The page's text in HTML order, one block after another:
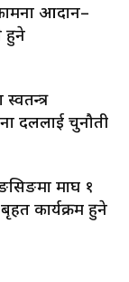
आदान–
हुने
दललाई चुनौती
माघ १
कार्यक्रम हुने